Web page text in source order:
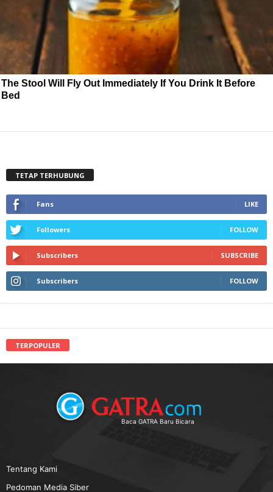
The Stool Will Fly Out Immediately If You Drink It Before
Bed
TETAP TERHUBUNG
Fans LIKE
Followers FOLLOW
Subscribers SUBSCRIBE
Subscribers FOLLOW